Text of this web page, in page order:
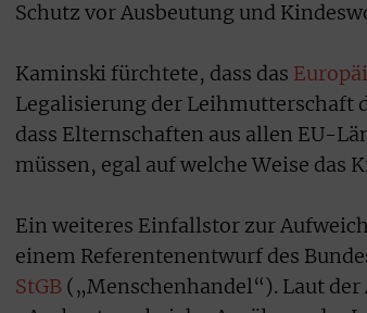
Schutz vor Ausbeutung und
Kaminski fürchtete, dass das
Legalisierung der Leihmutterschaft
dass Elternschaften aus allen EU-
müssen, egal auf welche Weise das
Ein weiteres Einfallstor zur
einem Referentenentwurf des
StGB („Menschenhandel“). Laut